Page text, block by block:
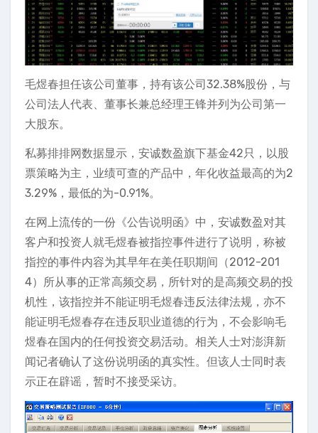
毛煜春担任该公司董事，持有该公司32.38%股份，与
公司法人代表、董事长兼总经理王锋并列为公司第一
大股东。
私募排排网数据显示，安诚数盈旗下基金42只，以股
票策略为主，业绩可查的产品中，年化收益最高的为2
3.29%，最低的为-0.91%。
在网上流传的一份《公告说明函》中，安诚数盈对其
客户和投资人就毛煜春被指控事件进行了说明，称被
指控的事件内容为其早年在美任职期间（2012-201
4）所从事的正常高频交易，所针对的是高频交易的投
机性，该指控并不能证明毛煜春违反法律法规，亦不
能证明毛煜春存在违反职业道德的行为，不会影响毛
煜春在国内的任何投资交易活动。相关人士对澎湃新
闻记者确认了这份说明函的真实性。但该人士同时表
示正在辟谣，暂时不接受采访。